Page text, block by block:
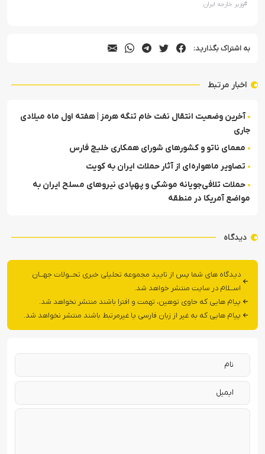
#وزیر خارجه ایران
به اشتراک بگذارید:
اخبار مرتبط
آخرین وضعیت انتقال نفت خام تنگه هرمز | هفته اول ماه میلادی
جاری
معمای ناتو و کشورهای شورای همکاری خلیج فارس
تصاویر ماهواره‌ای از آثار حملات ایران به کویت
حملات تلافی‌جویانه موشکی و پهپادی نیروهای مسلح ایران به
مواضع آمریکا در منطقه
دیدگاه
دیدگاه های شما پس از تایید مجموعه تحلیلی خبری تحــولات جهــان
اســلام در سایت منتشر خواهد شد.
پیام هایی که حاوی توهین، تهمت و افترا باشند منتشر نخواهد شد.
پیام هایی که به غیر از زبان فارسی یا غیرمرتبط باشند منتشر نخواهد شد.